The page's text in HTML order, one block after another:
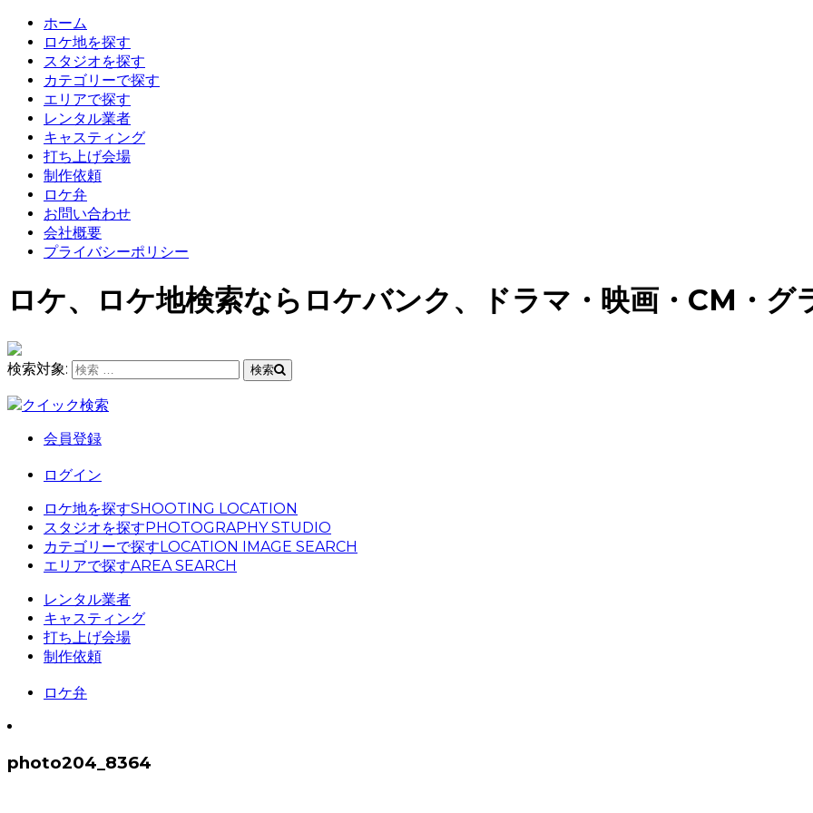
ホーム
ロケ地を探す
スタジオを探す
カテゴリーで探す
エリアで探す
レンタル業者
キャスティング
打ち上げ会場
制作依頼
ロケ弁
お問い合わせ
会社概要
プライバシーポリシー
ロケ、ロケ地検索ならロケバンク、ドラマ・映画・CM・グ
検索対象: 検索
クイック検索
会員登録
ログイン
ロケ地を探すSHOOTING LOCATION
スタジオを探すPHOTOGRAPHY STUDIO
カテゴリーで探すLOCATION IMAGE SEARCH
エリアで探すAREA SEARCH
レンタル業者
キャスティング
打ち上げ会場
制作依頼
ロケ弁
photo204_8364